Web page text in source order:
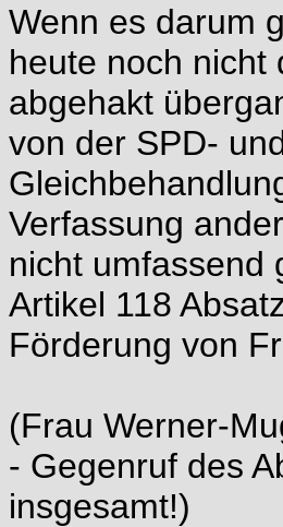
Wenn es darum
heute noch nicht
abgehakt
von der SPD-
Verfassung
nicht umfassend
Artikel 118
Förderung von
(Frau Werner-
- Gegenruf des
insgesamt!)